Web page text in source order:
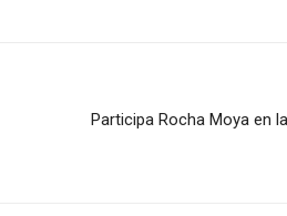
Participa Rocha Moya en